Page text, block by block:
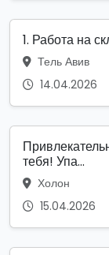
1. Работа на
Тель Авив
14.04.2026
тебя! Упа...
Холон
15.04.2026